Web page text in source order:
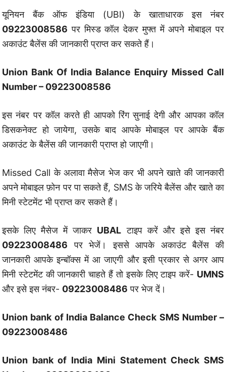
यूनियन बैंक ऑफ इंडिया (UBI) के खाताधारक इस नंबर
09223008586 पर मिस्ड कॉल देकर मुफ्त में अपने मोबाइल पर
अकाउंट बैलेंस की जानकारी प्राप्त कर सकते हैं।
Union Bank Of India Balance Enquiry Missed Call
Number – 09223008586
इस नंबर पर कॉल करते ही आपको रिंग सुनाई देगी और आपका कॉल
डिसकनेक्ट हो जायेगा, उसके बाद आपके मोबाइल पर आपके बैंक
अकाउंट के बैलेंस की जानकारी प्राप्त हो जाएगी।
Missed Call के अलावा मैसेज भेज कर भी अपने खाते की जानकारी
अपने मोबाइल फ़ोन पर पा सकते हैं, SMS के जरिये बैलेंस और खाते का
मिनी स्टेटमेंट भी प्राप्त कर सकते हैं।
इसके लिए मैसेज में जाकर UBAL टाइप करें और इसे इस नंबर
09223008486 पर भेजें। इससे आपके अकाउंट बैलेंस की
जानकारी आपके इन्बॉक्स में आ जाएगी और इसी प्रकार से अगर आप
मिनी स्टेटमेंट की जानकारी चाहते हैं तो इसके लिए टाइप करें- UMNS
और इसे इस नंबर- 09223008486 पर भेज दें।
Union bank of India Balance Check SMS Number –
09223008486
Union bank of India Mini Statement Check SMS